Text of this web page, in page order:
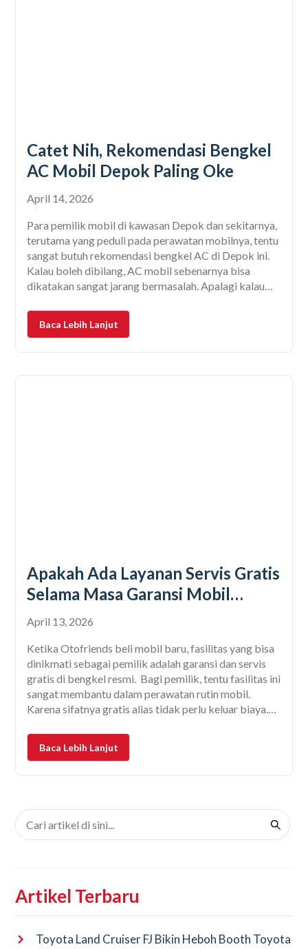
Catet Nih, Rekomendasi Bengkel
AC Mobil Depok Paling Oke
April 14, 2026
Para pemilik mobil di kawasan Depok dan sekitarnya,
terutama yang peduli pada perawatan mobilnya, tentu
sangat butuh rekomendasi bengkel AC di Depok ini.
Kalau boleh dibilang, AC mobil sebenarnya bisa
dikatakan sangat jarang bermasalah. Apalagi kalau
bukan berarti AC dibiarkan bekerja terus-menerus
begitu saja, tanpa diperhatikan lagi.
Baca Lebih Lanjut
Apakah Ada Layanan Servis Gratis
Selama Masa Garansi Mobil
Bekas?
April 13, 2026
Ketika Otofriends beli mobil baru, fasilitas yang bisa
dinikmati sebagai pemilik adalah garansi dan servis
gratis di bengkel resmi. Bagi pemilik, tentu fasilitas ini
sangat membantu dalam perawatan rutin mobil.
Karena sifatnya gratis alias tidak perlu keluar biaya.
bengkel. Ternyata banyak juga orang jadi penasaran,
apakah dalam
Baca Lebih Lanjut
Artikel Terbaru
Toyota Land Cruiser FJ Bikin Heboh Booth Toyota